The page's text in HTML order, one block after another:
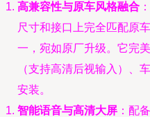
高兼容性与原车风格融合
尺寸和接口上完全匹配原
一，宛如原厂升级。它完
（支持高清后视输入）、
安装。
智能语音与高清大屏 ：配